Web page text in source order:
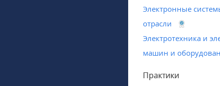
Электронные
отрасли
Электротехника и
машин и
Практики